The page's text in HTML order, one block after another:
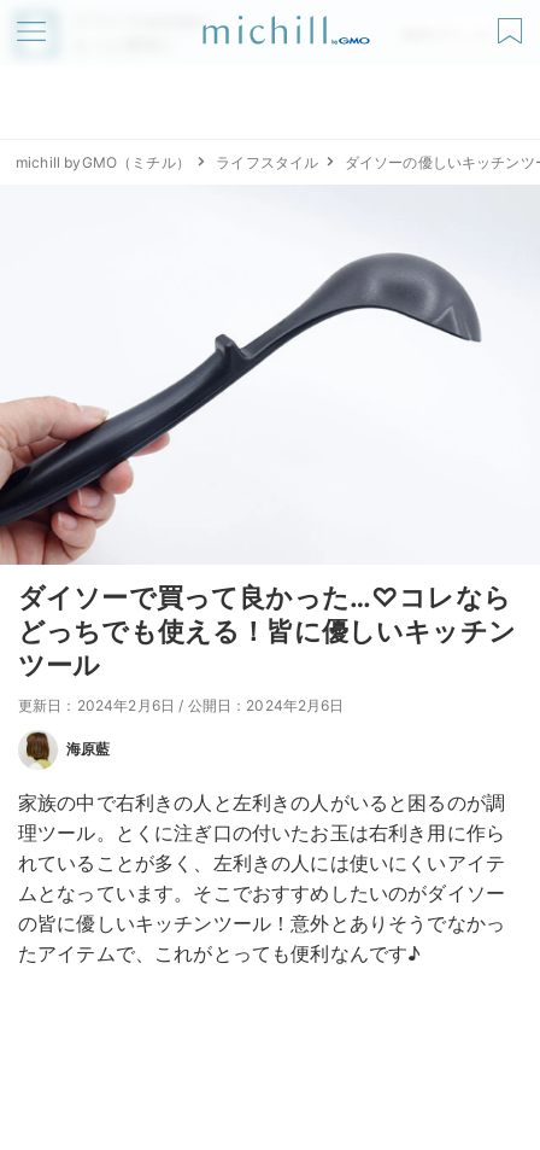
アプリでmichillが
無料ダウンロード
michill byGMO（ミチル） ライフスタイル ダイソーの優しいキッチンツ
ダイソーで買って良かった…♡コレなら
どっちでも使える！皆に優しいキッチン
ツール
更新日：2024年2月6日 / 公開日：2024年2月6日
海原藍
家族の中で右利きの人と左利きの人がいると困るのが調
理ツール。とくに注ぎ口の付いたお玉は右利き用に作ら
れていることが多く、左利きの人には使いにくいアイテ
ムとなっています。そこでおすすめしたいのがダイソー
の皆に優しいキッチンツール！意外とありそうでなかっ
たアイテムで、これがとっても便利なんです♪